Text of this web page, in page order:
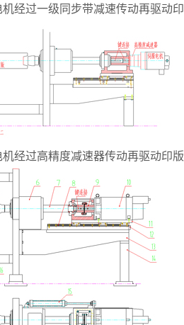
经过一级同步带减速传动再驱动
经过高精度减速器传动再驱动印